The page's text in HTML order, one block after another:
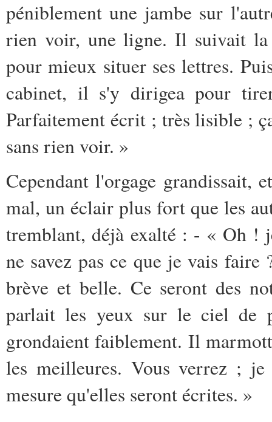
péniblement une jambe sur
rien voir, une ligne. Il suivait la
pour mieux situer ses lettres.
cabinet, il s'y dirigea pour
Parfaitement écrit ; très lisible ;
sans rien voir. »
Cependant l'orgage
mal, un éclair plus fort que les
tremblant, déjà exalté : - « Oh !
ne savez pas ce que je vais faire
brève et belle. Ce seront des
parlait les yeux sur le ciel de
grondaient faiblement. Il
les meilleures. Vous verrez ;
mesure qu'elles seront écrites. »